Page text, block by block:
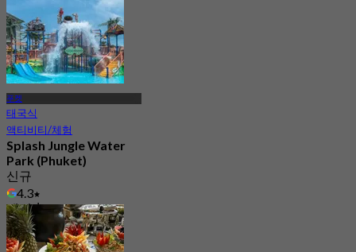
푸켓
태국식
액티비티/체험
Splash Jungle Water
Park (Phuket)
신규
4.3
에서฿ 750